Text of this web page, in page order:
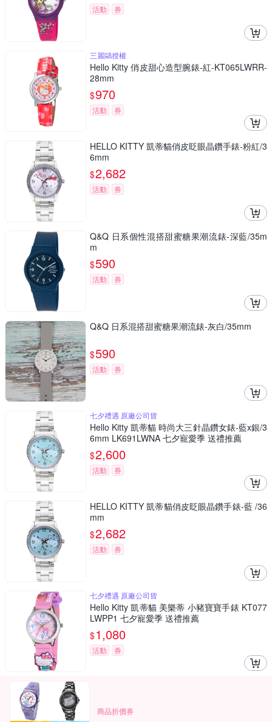
活動 券
三麗鷗授權
Hello Kitty 俏皮甜心造型腕錶-紅-KT065LWRR-
28mm
$970
活動 券
HELLO KITTY 凱蒂貓俏皮眨眼晶鑽手錶-粉紅/3
6mm
$2,682
活動 券
Q&Q 日系個性混搭甜蜜糖果潮流錶-深藍/35m
m
$590
活動 券
Q&Q 日系混搭甜蜜糖果潮流錶-灰白/35mm
$590
活動 券
七夕禮遇 原廠公司貨
Hello Kitty 凱蒂貓 時尚大三針晶鑽女錶-藍x銀/3
6mm LK691LWNA 七夕寵愛季 送禮推薦
$2,600
活動 券
HELLO KITTY 凱蒂貓俏皮眨眼晶鑽手錶-藍 /36
mm
$2,682
活動 券
七夕禮遇 原廠公司貨
Hello Kitty 凱蒂貓 美樂蒂 小豬寶寶手錶 KT077
LWPP1 七夕寵愛季 送禮推薦
$1,080
活動 券
商品折價券